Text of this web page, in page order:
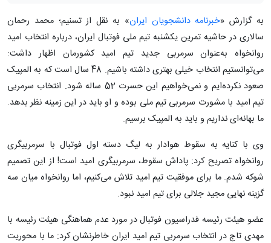
به گزارش «خبرنامه دانشجویان ایران» به نقل از تسنیم؛ محمد رحمان
سالاری در حاشیه تمرین یکشنبه تیم ملی فوتبال ایران، درباره انتخاب امید
روانخواه به‌عنوان سرمربی جدید تیم امید کشورمان اظهار داشت:
می‌توانستیم انتخاب خیلی بهتری داشته باشیم. 48 سال است که به المپیک
صعود نکرده‌ایم و نمی‌خواهیم این حسرت 52 ساله شود. انتخاب سرمربی
تیم امید با مشورت سرمربی تیم ملی بوده و او باید در این زمینه نظر بدهد.
ما بهانه‌ای نداریم و باید به المپیک برسیم.
وی با کنایه به سقوط هوادار به لیگ دسته اول فوتبال با سرمربیگری
روانخواه تصریح کرد: پاداش سقوط، سرمربیگری امید است! از این تصمیم
شوکه شدم. ما برای موفقیت تیم امید تلاش می‌کنیم، اما روانخواه میان سه
گزینه نهایی مجید جلالی برای تیم امید نبود.
عضو هیئت رئیسه فدراسیون فوتبال در مورد عدم هماهنگی هیئت رئیسه با
مهدی تاج در انتخاب سرمربی تیم امید ایران خاطرنشان کرد: ما با محوریت